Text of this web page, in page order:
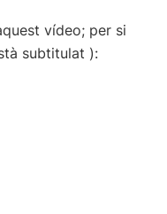
vídeo; per si
subtitulat ):